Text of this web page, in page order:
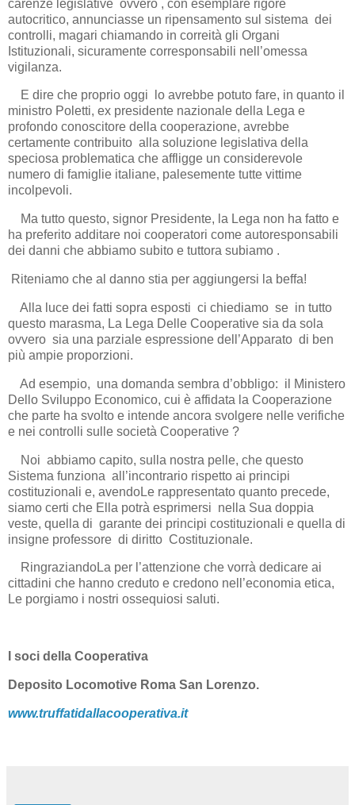
carenze legislative ovvero , con esemplare rigore
autocritico, annunciasse un ripensamento sul sistema dei
controlli, magari chiamando in correità gli Organi
Istituzionali, sicuramente corresponsabili nell’omessa
vigilanza.
E dire che proprio oggi lo avrebbe potuto fare, in quanto il
ministro Poletti, ex presidente nazionale della Lega e
profondo conoscitore della cooperazione, avrebbe
certamente contribuito alla soluzione legislativa della
speciosa problematica che affligge un considerevole
numero di famiglie italiane, palesemente tutte vittime
incolpevoli.
Ma tutto questo, signor Presidente, la Lega non ha fatto e
ha preferito additare noi cooperatori come autoresponsabili
dei danni che abbiamo subito e tuttora subiamo .
Riteniamo che al danno stia per aggiungersi la beffa!
Alla luce dei fatti sopra esposti ci chiediamo se in tutto
questo marasma, La Lega Delle Cooperative sia da sola
ovvero sia una parziale espressione dell’Apparato di ben
più ampie proporzioni.
Ad esempio, una domanda sembra d’obbligo: il Ministero
Dello Sviluppo Economico, cui è affidata la Cooperazione
che parte ha svolto e intende ancora svolgere nelle verifiche
e nei controlli sulle società Cooperative ?
Noi abbiamo capito, sulla nostra pelle, che questo
Sistema funziona all’incontrario rispetto ai principi
costituzionali e, avendoLe rappresentato quanto precede,
siamo certi che Ella potrà esprimersi nella Sua doppia
veste, quella di garante dei principi costituzionali e quella di
insigne professore di diritto Costituzionale.
RingraziandoLa per l’attenzione che vorrà dedicare ai
cittadini che hanno creduto e credono nell’economia etica,
Le porgiamo i nostri ossequiosi saluti.
I soci della Cooperativa
Deposito Locomotive Roma San Lorenzo.
www.truffatidallacooperativa.it